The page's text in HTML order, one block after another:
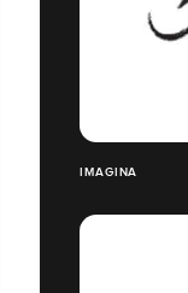
IMAGINA